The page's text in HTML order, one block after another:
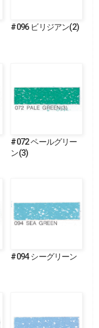
#096 ビリジアン(2)
#072 ペールグリー
ン(3)
#094 シーグリーン